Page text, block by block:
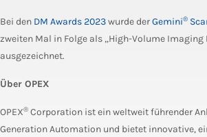
Bei den DM Awards 2023wurde derGemini®
zweiten Mal in Folge als „High-Volume Imaging
ausgezeichnet.
Über OPEX
OPEX® Corporation ist ein weltweit führender
Generation Automation und bietet innovative,